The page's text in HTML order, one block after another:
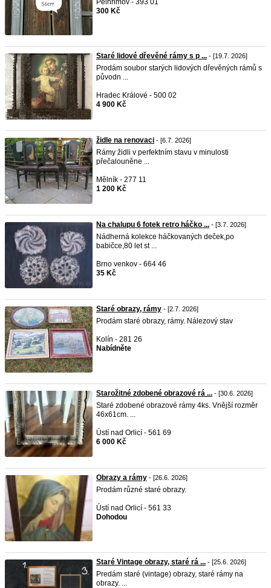
Pelhřimov - 393 01
300 Kč
Staré lidové dřevěné rámy s p ... - [19.7. 2026]
Prodám soubor starých lidových dřevěných rámů s
původn ...
Hradec Králové - 500 02
4 900 Kč
židle na renovaci - [6.7. 2026]
Rámy židli v perfektním stavu v minulosti
přečalouněne ...
Mělník - 277 11
1 200 Kč
Na chalupu 6 fotek retro háčko ... - [3.7. 2026]
Nádherná kolekce háčkovaných deček,po
babičce,80 let st ...
Brno venkov - 664 46
35 Kč
Staré obrazy, rámy - [2.7. 2026]
Prodám staré obrazy, rámy. Nálezový stav
Kolín - 281 26
Nabídněte
Starožitné zdobené obrazové rá ... - [30.6. 2026]
Staré zdobené obrazové rámy 4ks. Vnější rozměr
46x61cm. ...
Ústí nad Orlicí - 561 69
6 000 Kč
Obrazy a rámy - [26.6. 2026]
Prodám různé staré obrazy.
Ústí nad Orlicí - 561 33
Dohodou
Staré Vintage obrazy, staré rá ... - [25.6. 2026]
Predám staré (vintage) obrazy, staré rámy na
obrazy. ...